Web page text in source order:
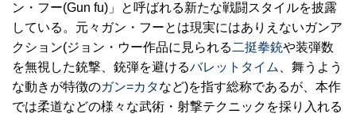
ン・フー(Gun fu)」と呼ばれる新たな戦闘スタイルを披露
している。元々ガン・フーとは現実にはありえないガンア
クション(ジョン・ウー作品に見られる 二挺拳銃や装弾数
を無視した銃撃、銃弾を避けるバレットタイム
、舞うよう
な動きが特徴のガン=カタなど)を指す総称であるが、本作
では柔道などの様々な武術・射撃テクニックを採り入れる